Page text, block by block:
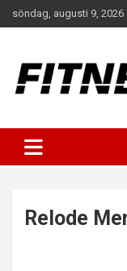
Hoppa
till
söndag, augusti 9, 2026
Relode